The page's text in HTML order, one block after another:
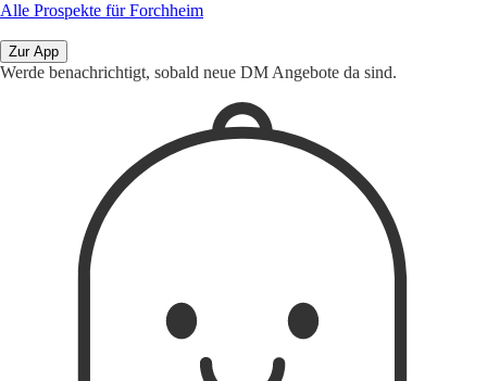
Alle Prospekte für Forchheim
Zur App
Werde benachrichtigt, sobald neue DM Angebote da sind.